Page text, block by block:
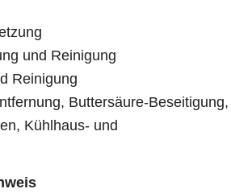
und Reinigung
Reinigung
Buttersäure-Beseitigung,
Kühlhaus- und